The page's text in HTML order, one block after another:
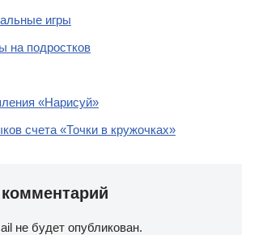
игры
на подростков
«Нарисуй»
счета «Точки в кружочках»
не будет опубликован.